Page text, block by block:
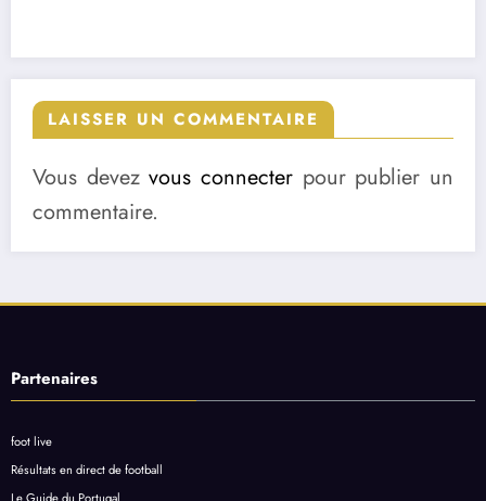
LAISSER UN COMMENTAIRE
Vous devezvous connecter pour publier un
commentaire.
Partenaires
foot live
Résultats en direct de football